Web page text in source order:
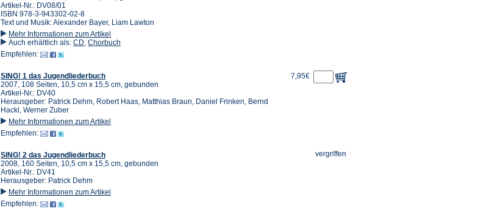
Artikel-Nr.: DV08/01
ISBN 978-3-943302-02-8
Text und Musik: Alexander Bayer, Liam Lawton
Mehr Informationen zum Artikel
Auch erhältlich als: CD, Chorbuch
Empfehlen:
SING! 1 das Jugendliederbuch
2007, 108 Seiten, 10,5 cm x 15,5 cm, gebunden
Artikel-Nr.: DV40
Herausgeber: Patrick Dehm, Robert Haas, Matthias Braun, Daniel Frinken, Bernd
Hackl, Werner Zuber
Mehr Informationen zum Artikel
Empfehlen:
7,95€
SING! 2 das Jugendliederbuch
2008, 160 Seiten, 10,5 cm x 15,5 cm, gebunden
Artikel-Nr.: DV41
Herausgeber: Patrick Dehm
Mehr Informationen zum Artikel
Empfehlen:
vergriffen